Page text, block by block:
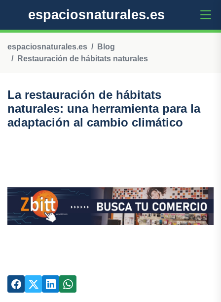
espaciosnaturales.es
espaciosnaturales.es
Blog
Restauración de hábitats naturales
La restauración de hábitats
naturales: una herramienta para la
adaptación al cambio climático